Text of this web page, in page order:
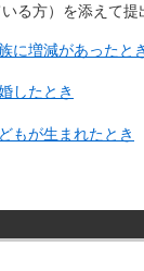
いる方）を添えて提
に増減があったと
したとき
もが生まれたとき